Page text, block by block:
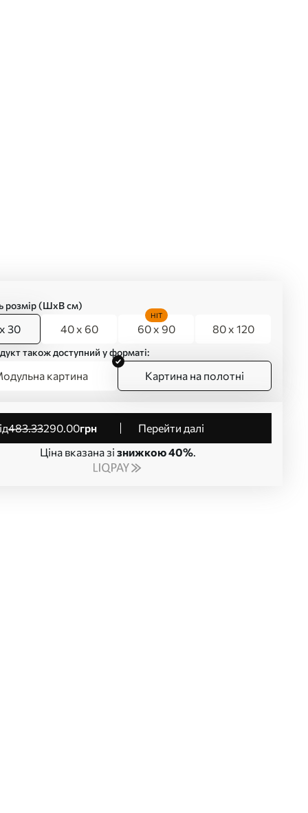
розмір (ШхВ см)
30 40 x 60 60 x 90
HIT
80 x 120
також доступний у форматі:
картина Картина на полотні
від483.33290.00грн
Перейти далі
Ціна вказана зі знижкою 40%.